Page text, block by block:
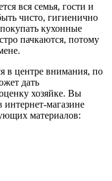
вся семья, гости и
чисто, гигиенично
кухонные
пачкаются, потому
в центре внимания, по
дать
хозяйке. Вы
магазине
материалов: